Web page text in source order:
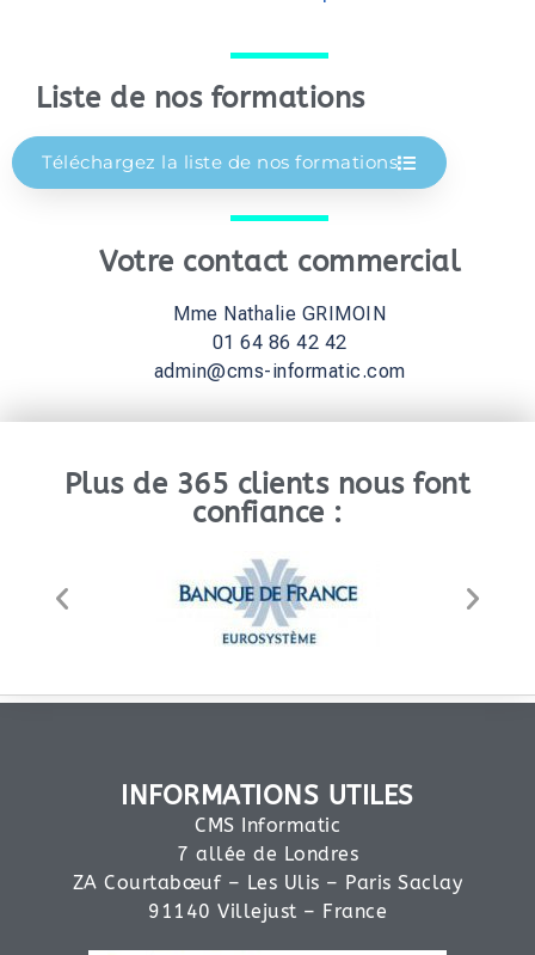
Liste de nos formations
Téléchargez la liste de nos formations
Votre contact commercial
Mme Nathalie GRIMOIN
01 64 86 42 42
admin@cms-informatic.com
Plus de 365 clients nous font
confiance :
INFORMATIONS UTILES
CMS Informatic
7 allée de Londres
ZA Courtabœuf – Les Ulis – Paris Saclay
91140 Villejust – France